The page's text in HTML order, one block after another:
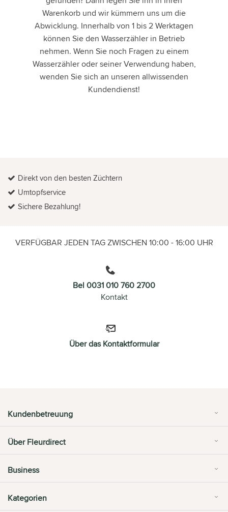
Warenkorb und wir kümmern uns um die
Abwicklung. Innerhalb von 1 bis 2 Werktagen
können Sie den Wasserzähler in Betrieb
nehmen. Wenn Sie noch Fragen zu einem
Wasserzähler oder seiner Verwendung haben,
wenden Sie sich an unseren allwissenden
Kundendienst!
Direkt von den besten Züchtern
Umtopfservice
Sichere Bezahlung!
VERFÜGBAR JEDEN TAG ZWISCHEN 10:00 - 16:00 UHR
Bel 0031 010 760 2700
Kontakt
Über das Kontaktformular
Kundenbetreuung
Über Fleurdirect
Business
Kategorien